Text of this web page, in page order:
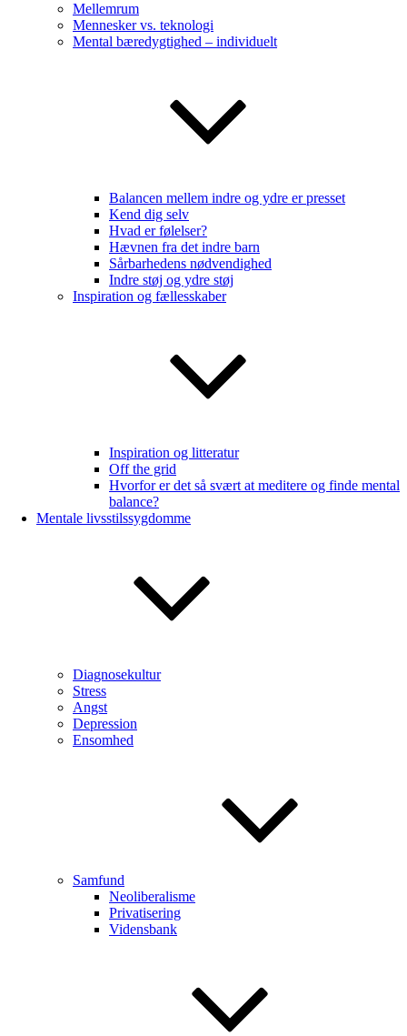
Mellemrum
Mennesker vs. teknologi
Mental bæredygtighed – individuelt
Balancen mellem indre og ydre er presset
Kend dig selv
Hvad er følelser?
Hævnen fra det indre barn
Sårbarhedens nødvendighed
Indre støj og ydre støj
Inspiration og fællesskaber
Inspiration og litteratur
Off the grid
Hvorfor er det så svært at meditere og finde mental
balance?
Mentale livsstilssygdomme
Diagnosekultur
Stress
Angst
Depression
Ensomhed
Samfund
Neoliberalisme
Privatisering
Vidensbank